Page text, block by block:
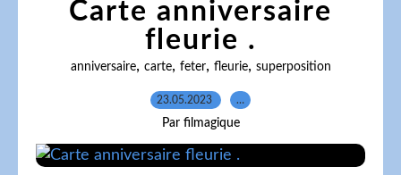
Carte anniversaire
fleurie .
anniversaire, carte, feter, fleurie, superposition
23.05.2023 …
Par filmagique